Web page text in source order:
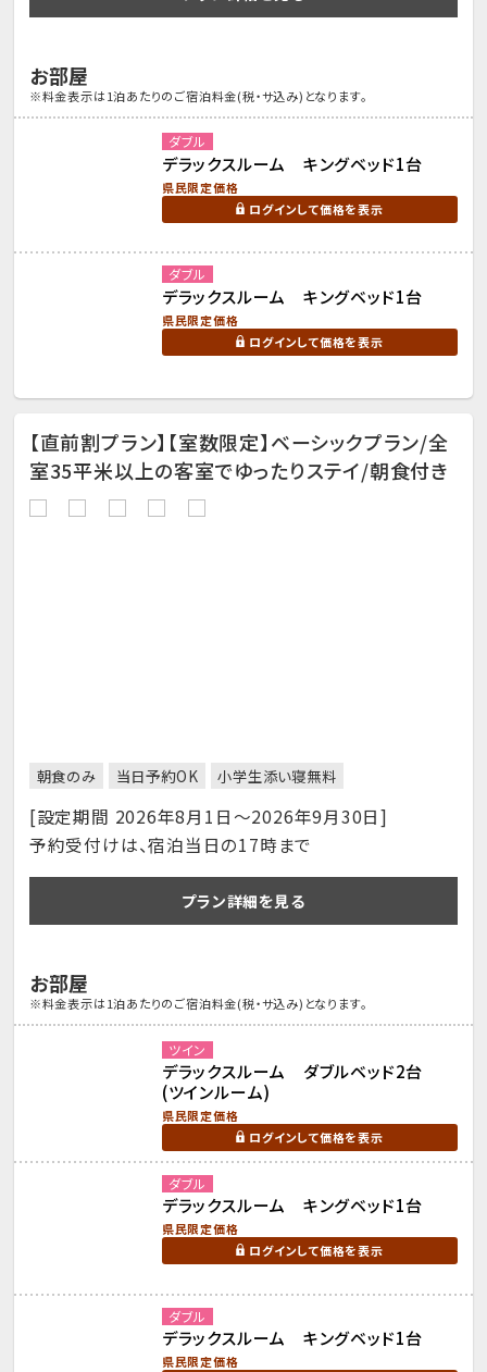
お部屋
※料金表示は1泊あたりのご宿泊料金(税・サ込み)となります。
ダブル
デラックスルーム キングベッド1台
県民限定価格
ログインして価格を表示
ダブル
デラックスルーム キングベッド1台
県民限定価格
ログインして価格を表示
【直前割プラン】【室数限定】ベーシックプラン/全
室35平米以上の客室でゆったりステイ/朝食付き
朝食のみ 当日予約OK 小学生添い寝無料
[設定期間 2026年8月1日～2026年9月30日]
予約受付けは、宿泊当日の17時まで
プラン詳細を見る
お部屋
※料金表示は1泊あたりのご宿泊料金(税・サ込み)となります。
ツイン
デラックスルーム ダブルベッド2台
(ツインルーム)
県民限定価格
ログインして価格を表示
ダブル
デラックスルーム キングベッド1台
県民限定価格
ログインして価格を表示
ダブル
デラックスルーム キングベッド1台
県民限定価格